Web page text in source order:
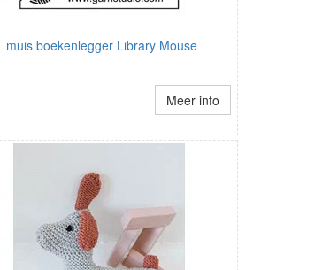
muis boekenlegger Library Mouse
Meer info